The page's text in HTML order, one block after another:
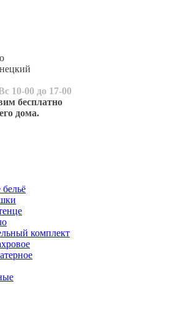
10-00 до 17-00
бесплатно
дома.
комплект